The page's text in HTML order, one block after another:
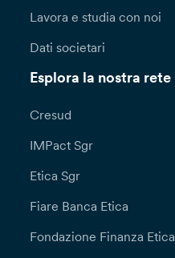
Lavora e studia con noi
Dati societari
Esplora la nostra rete
Cresud
IMPact Sgr
Etica Sgr
Fiare Banca Etica
Fondazione Finanza Etica